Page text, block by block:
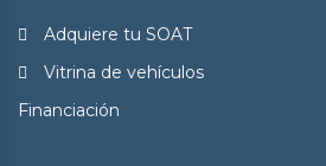
Adquiere tu SOAT
Vitrina de vehículos
Financiación